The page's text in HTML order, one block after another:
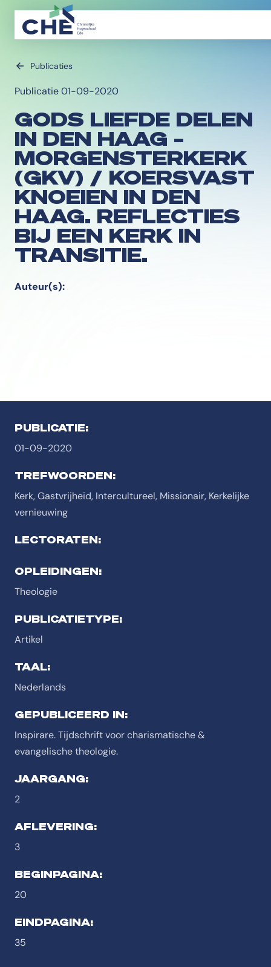
Publicaties
Publicatie 01-09-2020
GODS LIEFDE DELEN
IN DEN HAAG –
MORGENSTERKERK
(GKV) / KOERSVAST
KNOEIEN IN DEN
HAAG. REFLECTIES
BIJ EEN KERK IN
TRANSITIE.
Auteur(s):
PUBLICATIE:
01-09-2020
TREFWOORDEN:
Kerk, Gastvrijheid, Intercultureel, Missionair, Kerkelijke
vernieuwing
LECTORATEN:
OPLEIDINGEN:
Theologie
PUBLICATIETYPE:
Artikel
TAAL:
Nederlands
GEPUBLICEERD IN:
Inspirare. Tijdschrift voor charismatische &
evangelische theologie.
JAARGANG:
2
AFLEVERING:
3
BEGINPAGINA:
20
EINDPAGINA:
35